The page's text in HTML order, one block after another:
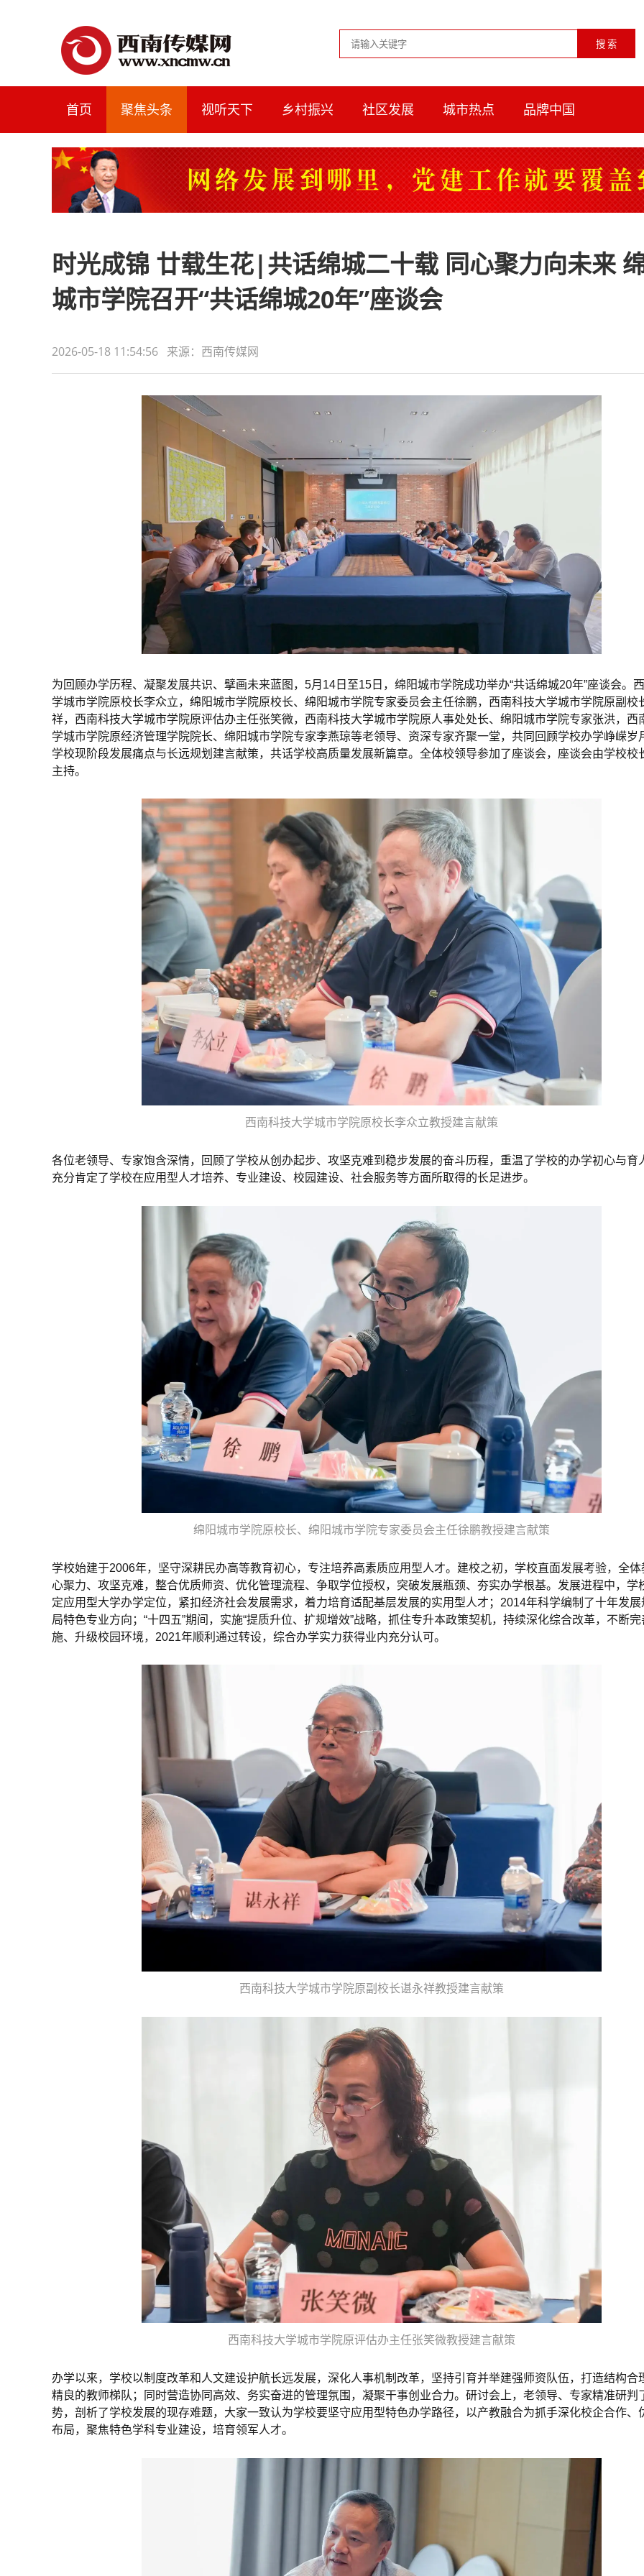
首页 聚焦头条 视听天下 乡村振兴 社区发展 城市热点 品牌中国
时光成锦 廿载生花|共话绵城二十载 同心聚力向未来
城市学院召开“共话绵城20年”座谈会
2026-05-18 11:54:56 来源：西南传媒网
为回顾办学历程、凝聚发展共识、擘画未来蓝图，5月14日至15日，绵阳城市学院成功举办“共话绵城20年”座谈会。
学城市学院原校长李众立，绵阳城市学院原校长、绵阳城市学院专家委员会主任徐鹏，西南科技大学城市学院原副校
祥，西南科技大学城市学院原评估办主任张笑微，西南科技大学城市学院原人事处处长、绵阳城市学院专家张洪，西
学城市学院原经济管理学院院长、绵阳城市学院专家李燕琼等老领导、资深专家齐聚一堂，共同回顾学校办学峥嵘岁
学校现阶段发展痛点与长远规划建言献策，共话学校高质量发展新篇章。全体校领导参加了座谈会，座谈会由学校校
主持。
西南科技大学城市学院原校长李众立教授建言献策
各位老领导、专家饱含深情，回顾了学校从创办起步、攻坚克难到稳步发展的奋斗历程，重温了学校的办学初心与育
充分肯定了学校在应用型人才培养、专业建设、校园建设、社会服务等方面所取得的长足进步。
绵阳城市学院原校长、绵阳城市学院专家委员会主任徐鹏教授建言献策
学校始建于2006年，坚守深耕民办高等教育初心，专注培养高素质应用型人才。建校之初，学校直面发展考验，全
心聚力、攻坚克难，整合优质师资、优化管理流程、争取学位授权，突破发展瓶颈、夯实办学根基。发展进程中，学
定应用型大学办学定位，紧扣经济社会发展需求，着力培育适配基层发展的实用型人才；2014年科学编制了十年发
局特色专业方向；“十四五”期间，实施“提质升位、扩规增效”战略，抓住专升本政策契机，持续深化综合改革，不断
施、升级校园环境，2021年顺利通过转设，综合办学实力获得业内充分认可。
西南科技大学城市学院原副校长谌永祥教授建言献策
西南科技大学城市学院原评估办主任张笑微教授建言献策
办学以来，学校以制度改革和人文建设护航长远发展，深化人事机制改革，坚持引育并举建强师资队伍，打造结构合
精良的教师梯队；同时营造协同高效、务实奋进的管理氛围，凝聚干事创业合力。研讨会上，老领导、专家精准研判
势，剖析了学校发展的现存难题，大家一致认为学校要坚守应用型特色办学路径，以产教融合为抓手深化校企合作、
布局，聚焦特色学科专业建设，培育领军人才。